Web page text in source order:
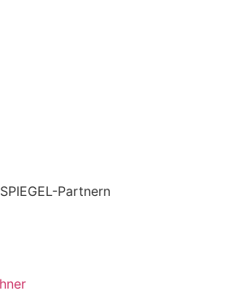
Partnern